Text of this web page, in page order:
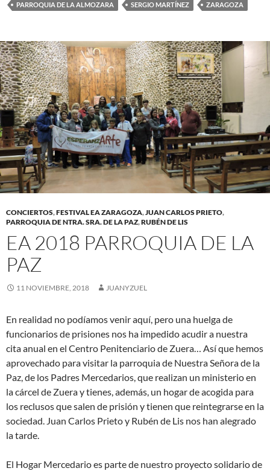
PARROQUIA DE LA ALMOZARA
SERGIO MARTÍNEZ ZARAGOZA
CONCIERTOS,FESTIVAL EA ZARAGOZA,JUAN CARLOS PRIETO,
PARROQUIA DE NTRA. SRA. DE LA PAZ,RUBÉN DE LIS
EA 2018 PARROQUIA DE LA
PAZ
11 NOVIEMBRE, 2018 JUANYZUEL
En realidad no podíamos venir aquí, pero una huelga de
funcionarios de prisiones nos ha impedido acudir a nuestra
cita anual en el Centro Penitenciario de Zuera… Así que hemos
aprovechado para visitar la parroquia de Nuestra Señora de la
Paz, de los Padres Mercedarios, que realizan un ministerio en
la cárcel de Zuera y tienes, además, un hogar de acogida para
los reclusos que salen de prisión y tienen que reintegrarse en la
sociedad. Juan Carlos Prieto y Rubén de Lis nos han alegrado
la tarde.
El Hogar Mercedario es parte de nuestro proyecto solidario de